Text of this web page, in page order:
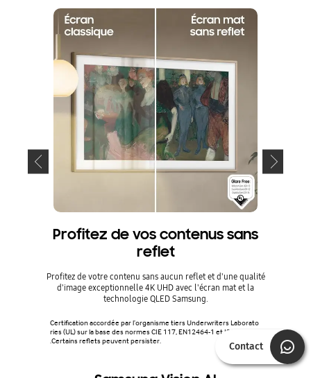
Profitez de vos contenus sans
reflet
Profitez de votre contenu sans aucun reflet et d'une qualité
d'image exceptionnelle 4K UHD avec l'écran mat et la
technologie QLED Samsung.
Certification accordée par l’organisme tiers Underwriters Laborato
ries (UL) sur la base des normes CIE 117, EN12464-1 et ISO 8995-1
.Certains reflets peuvent persister.
Contact